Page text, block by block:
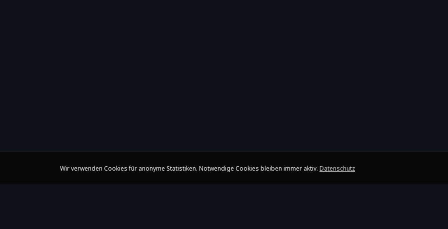
Wir verwenden Cookies für anonyme Statistiken. Notwendige Cookies bleiben immer aktiv. Datenschutz